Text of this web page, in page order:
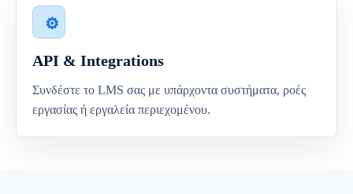
API & Integrations
Συνδέστε το LMS σας με υπάρχοντα συστήματα, ροές
εργασίας ή εργαλεία περιεχομένου.